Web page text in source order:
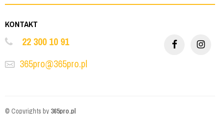
KONTAKT
22 300 10 91
365pro@365pro.pl
© Copyrights by 365pro.pl